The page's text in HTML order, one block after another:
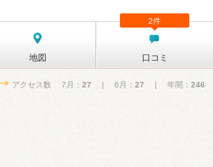
地図 口コミ
2件
アクセス数 7月： 27 | 6月： 27 | 年間： 246